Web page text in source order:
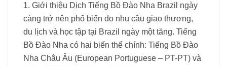
1. Giới thiệu Dịch Tiếng Bồ Đào Nha Brazil ngày
càng trở nên phổ biến do nhu cầu giao thương,
du lịch và học tập tại Brazil ngày một tăng. Tiếng
Bồ Đào Nha có hai biến thể chính: Tiếng Bồ Đào
Nha Châu Âu (European Portuguese – PT-PT) và